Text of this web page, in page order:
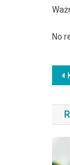
No